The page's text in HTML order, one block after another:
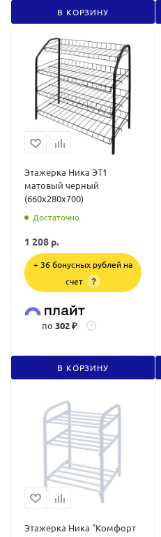
В КОРЗИНУ
Этажерка Ника ЭТ1
матовый черный
(660х280х700)
Достаточно
1 208 р.
+ 36 бонусных рублей на
счет
?
по 302 ₽ ?
В КОРЗИНУ
Этажерка Ника "Комфорт